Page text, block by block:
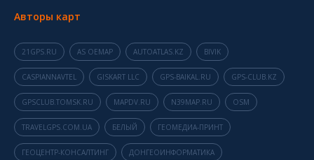
Авторы карт
21GPS.RU AS OEMAP AUTOATLAS.KZ BIVIK
CASPIANNAVTEL GISKART LLC GPS-BAIKAL.RU GPS-CLUB.KZ
GPSCLUB.TOMSK.RU MAPDV.RU N39MAP.RU OSM
TRAVELGPS.COM.UA БЕЛЫЙ ГЕОМЕДИА-ПРИНТ
ГЕОЦЕНТР-КОНСАЛТИНГ ДОНГЕОИНФОРМАТИКА